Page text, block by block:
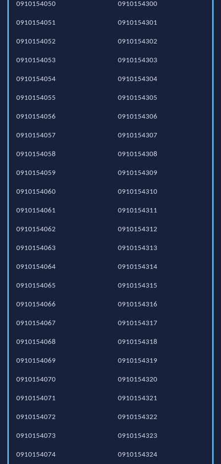
0910154050
0910154051
0910154052
0910154053
0910154054
0910154055
0910154056
0910154057
0910154058
0910154059
0910154060
0910154061
0910154062
0910154063
0910154064
0910154065
0910154066
0910154067
0910154068
0910154069
0910154070
0910154071
0910154072
0910154073
0910154074
0910154300
0910154301
0910154302
0910154303
0910154304
0910154305
0910154306
0910154307
0910154308
0910154309
0910154310
0910154311
0910154312
0910154313
0910154314
0910154315
0910154316
0910154317
0910154318
0910154319
0910154320
0910154321
0910154322
0910154323
0910154324